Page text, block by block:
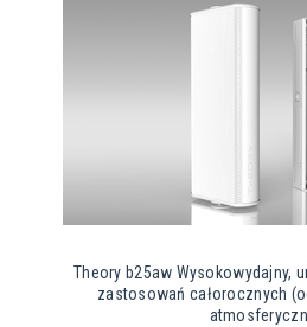
Theory b25aw Wysokowydajny,
zastosowań całorocznych